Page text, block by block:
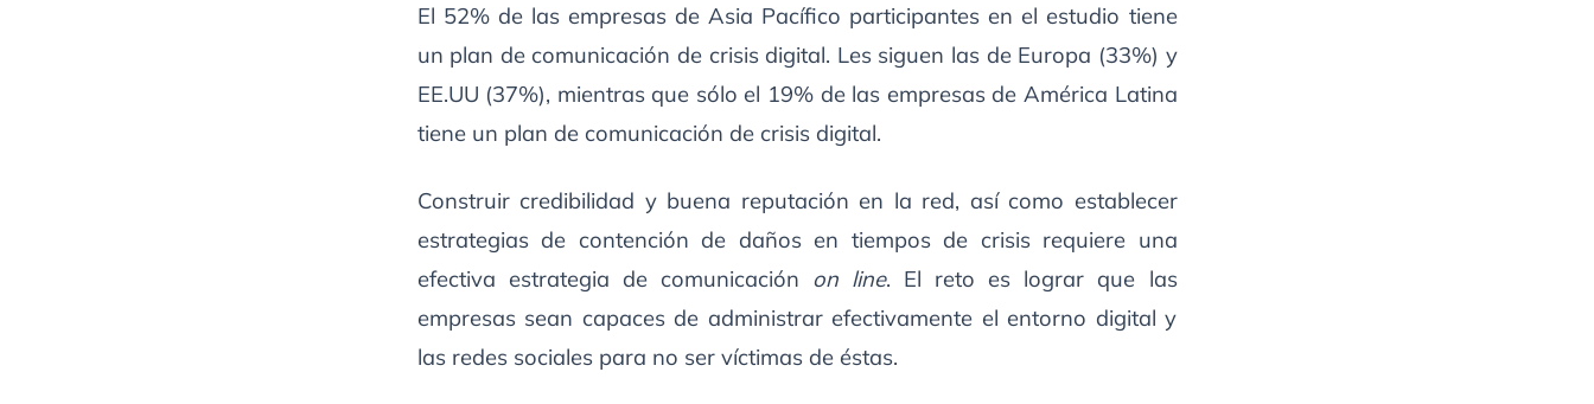
El 52% de las empresas de Asia Pacífico participantes en el estudio tiene
un plan de comunicación de crisis digital. Les siguen las de Europa (33%) y
EE.UU (37%), mientras que sólo el 19% de las empresas de América Latina
tiene un plan de comunicación de crisis digital.
Construir credibilidad y buena reputación en la red, así como establecer
estrategias de contención de daños en tiempos de crisis requiere una
efectiva estrategia de comunicación on line. El reto es lograr que las
empresas sean capaces de administrar efectivamente el entorno digital y
las redes sociales para no ser víctimas de éstas.